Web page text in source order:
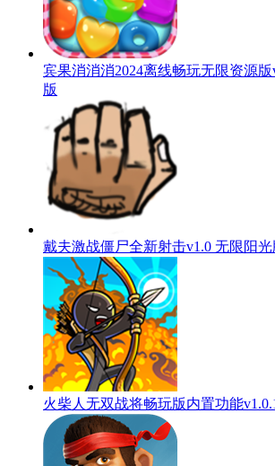
宾果消消消2024离线畅玩无限资源版
版
戴夫激战僵尸全新射击v1.0 无限阳光
火柴人无双战将畅玩版内置功能